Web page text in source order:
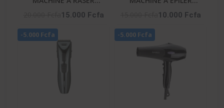
PROFESSIONNELLE
15.000 Fcfa
RECHARGEABLE – NA-06
10.000 Fcfa
-5.000 Fcfa -5.000 Fcfa